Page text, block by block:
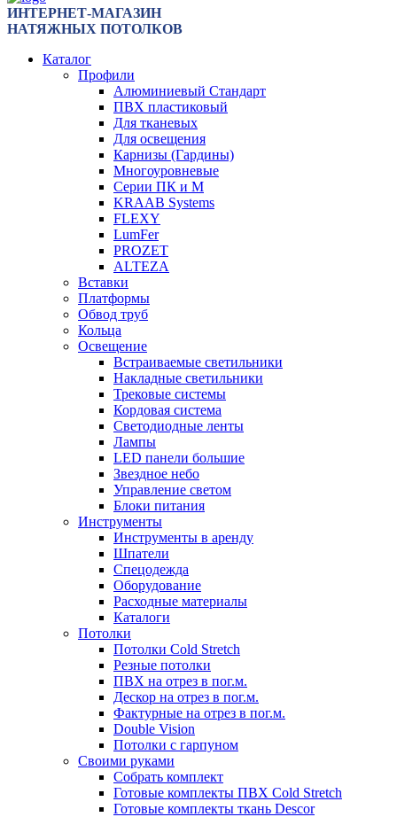
ИНТЕРНЕТ-МАГАЗИН
НАТЯЖНЫХ ПОТОЛКОВ
Каталог
Профили
Алюминиевый Стандарт
ПВХ пластиковый
Для тканевых
Для освещения
Карнизы (Гардины)
Многоуровневые
Серии ПК и М
KRAAB Systems
FLEXY
LumFer
PROZET
ALTEZA
Вставки
Платформы
Обвод труб
Кольца
Освещение
Встраиваемые светильники
Накладные светильники
Трековые системы
Кордовая система
Светодиодные ленты
Лампы
LED панели большие
Звездное небо
Управление светом
Блоки питания
Инструменты
Инструменты в аренду
Шпатели
Спецодежда
Оборудование
Расходные материалы
Каталоги
Потолки
Потолки Cold Stretch
Резные потолки
ПВХ на отрез в пог.м.
Дескор на отрез в пог.м.
Фактурные на отрез в пог.м.
Double Vision
Потолки с гарпуном
Своими руками
Собрать комплект
Готовые комплекты ПВХ Cold Stretch
Готовые комплекты ткань Descor